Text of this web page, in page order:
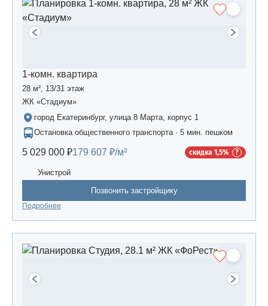
1-комн. квартира
28 м², 13/31 этаж
ЖК «Стадиум»
город Екатеринбург, улица 8 Марта, корпус 1
Остановка общественного транспорта · 5 мин. пешком
5 029 000 ₽179 607 ₽/м² скидка 1,5%
Унистрой
Позвонить застройщику
Подробнее